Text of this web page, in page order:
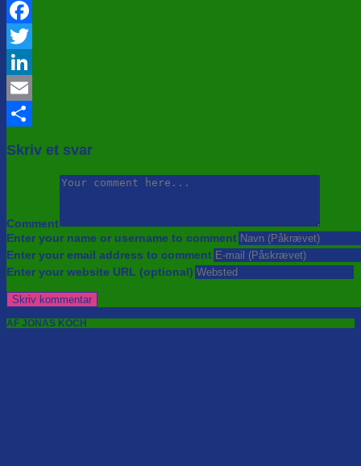
Facebook
Twitter
LinkedIn
Email
Skriv et svar
Comment
Enter your name or username to comment
Enter your email address to comment
Enter your website URL (optional)
AF JONAS KOCH